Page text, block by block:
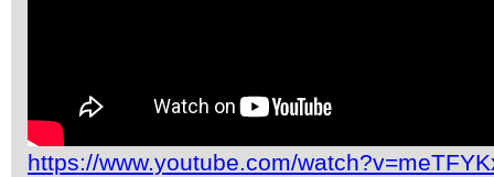
https://www.youtube.com/